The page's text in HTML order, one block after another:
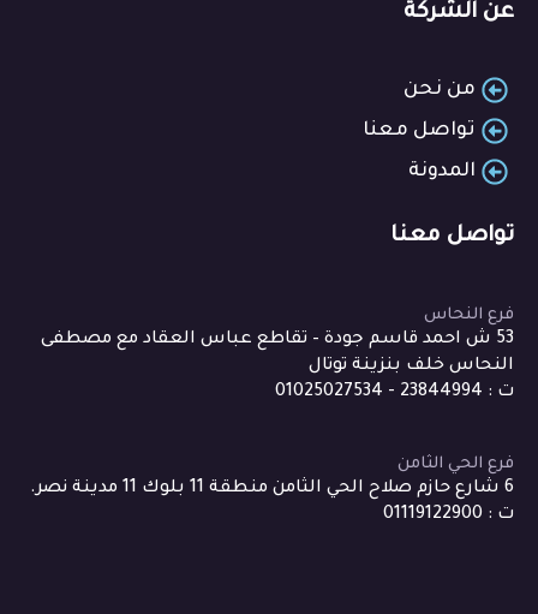
عن الشركة
من نحن
تواصل معنا
المدونة
تواصل معنا
فرع النحاس
53 ش احمد قاسم جودة – تقاطع عباس العقاد مع مصطفى
النحاس خلف بنزينة توتال
ت : 23844994 - 01025027534
فرع الحي الثامن
6 شارع حازم صلاح الحي الثامن منطقة 11 بلوك 11 مدينة نصر.
ت : 01119122900